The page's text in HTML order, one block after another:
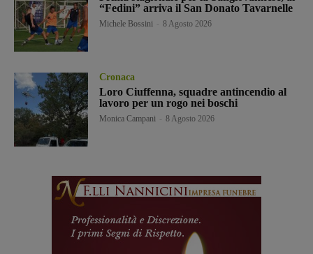
“Fedini” arriva il San Donato Tavarnelle
Michele Bossini 8 Agosto 2026
Cronaca
Loro Ciuffenna, squadre antincendio al
lavoro per un rogo nei boschi
Monica Campani 8 Agosto 2026